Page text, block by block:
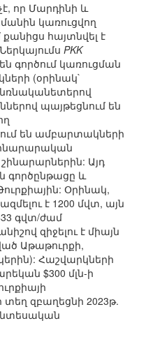
որ Մարդինի և
կառուցվող
հայտնվել է
PKK
գործում կառուցման
(օրինակ`
պայթեցնում են
են ամբարտակների
Այդ
գործընթացը և
Օրինակ,
է 1200 մվտ, այն
գվտ/ժամ
զիջելու է միայն
Աթաթուրքի,
Հաշվարկների
$300 մլն-ի
տեղ զբաղեցնի 2023թ.